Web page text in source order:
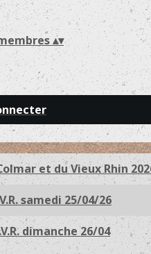
▴▾
et du Vieux Rhin
samedi 25/04/26
dimanche 26/04